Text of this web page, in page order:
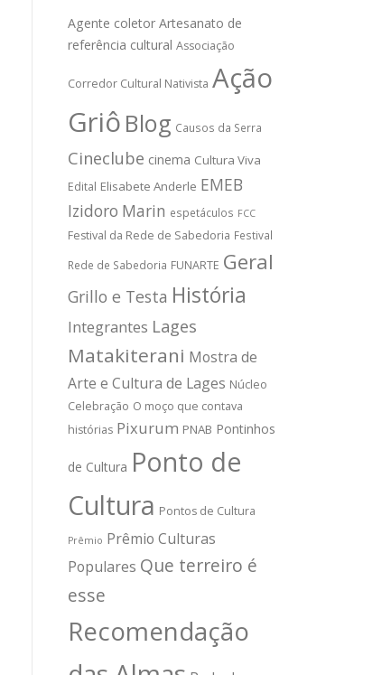
Agente coletor Artesanato de
referência cultural Associação
Corredor Cultural Nativista Ação
Griô Blog Causos da Serra
Cineclube cinema Cultura Viva
Edital Elisabete Anderle EMEB
Izidoro Marin espetáculos FCC
Festival da Rede de Sabedoria Festival
Rede de Sabedoria FUNARTE Geral
Grillo e Testa História
Integrantes Lages
Matakiterani Mostra de
Arte e Cultura de Lages Núcleo
Celebração O moço que contava
histórias Pixurum PNAB Pontinhos
de Cultura Ponto de
Cultura Pontos de Cultura
Prêmio Prêmio Culturas
Populares Que terreiro é
esse
Recomendação